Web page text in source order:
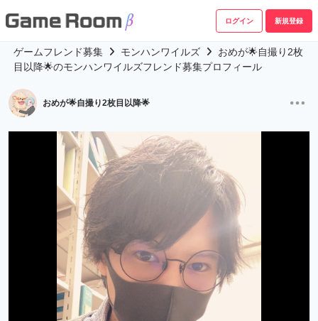
ログイン 新規登録
ゲームフレンド募集 モンハンワイルズ
おめが🌟自撮り2枚
目以降🌟のモンハンワイルズフレンド募集プロフィール
おめが🌟自撮り2枚目以降🌟